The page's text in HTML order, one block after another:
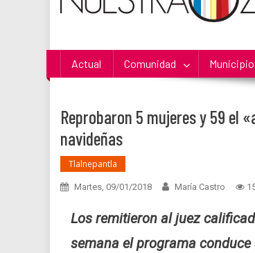
Actual Comunidad
Reprobaron 5 mujeres y 59 el
navideñas
Tlalnepantla
Martes, 09/01/2018 María Castro
Los remitieron al juez
semana el programa